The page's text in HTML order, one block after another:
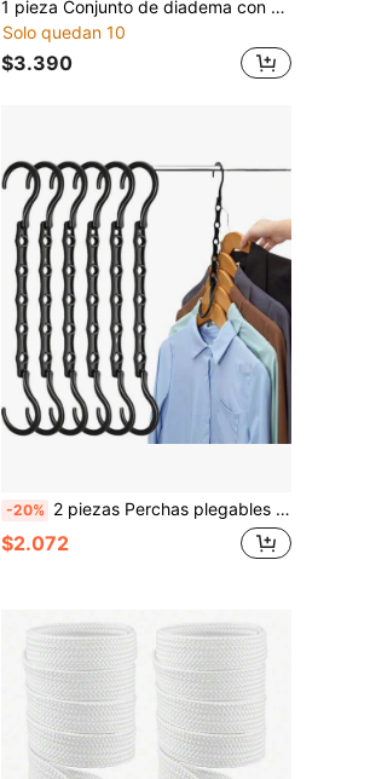
1 pieza Conjunto de diadema con orejas de perro lindo, accesorio de disfraz de cosplay para fiesta de Halloween, accesorio decorativo divertido para el cabello, perfecto para fiestas festivas y eventos temáticos
Solo quedan 10
$3.390
-20% 2 piezas Perchas plegables para el hogar y viajes, estante de almacenamiento compacto y conveniente antideslizante para armario, perchas giratorias de 360° con 5 orificios (Consulte la imagen 11 para el producto real)
$2.072